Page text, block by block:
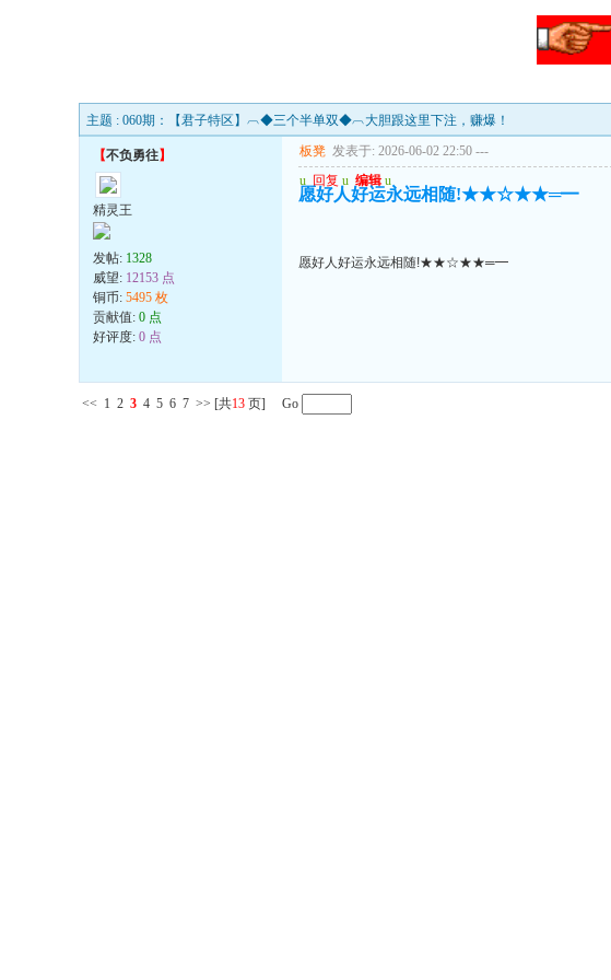
主题 : 060期：【君子特区】︹◆三个半单双◆︹大胆跟这里下注，赚爆！
【不负勇往】
精灵王
发帖: 1328
威望: 12153 点
铜币: 5495 枚
贡献值: 0 点
好评度: 0 点
板凳 发表于: 2026-06-02 22:50 ---
u 回复 u 编辑 u
愿好人好运永远相随!★★☆★★═━
愿好人好运永远相随!★★☆★★═━
<< 1 2 3 4 5 6 7 >> [共13 页] Go